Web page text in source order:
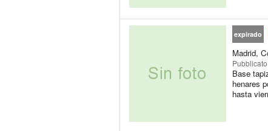
expirado
Madrid,
Pubblicato
Base
henares
hasta